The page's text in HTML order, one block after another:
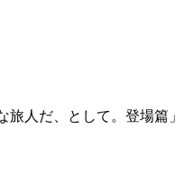
人だ、として。登場篇」